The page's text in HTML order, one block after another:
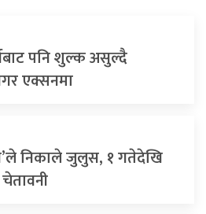
पनि शुल्क असुल्दै
एक्सनमा
निकाले जुलुस, १ गतेदेखि